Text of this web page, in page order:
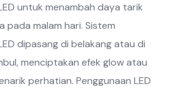
untuk menambah daya tarik
pada malam hari. Sistem
dipasang di belakang atau di
menciptakan efek glow atau
perhatian. Penggunaan LED